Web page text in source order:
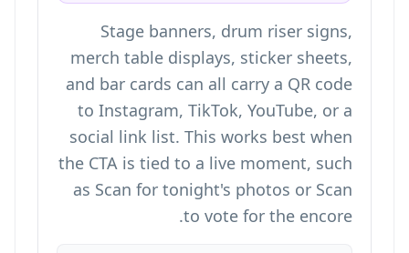
Stage banners, drum riser signs,
merch table displays, sticker sheets,
and bar cards can all carry a QR code
to Instagram, TikTok, YouTube, or a
social link list. This works best when
the CTA is tied to a live moment, such
as Scan for tonight's photos or Scan
to vote for the encore.